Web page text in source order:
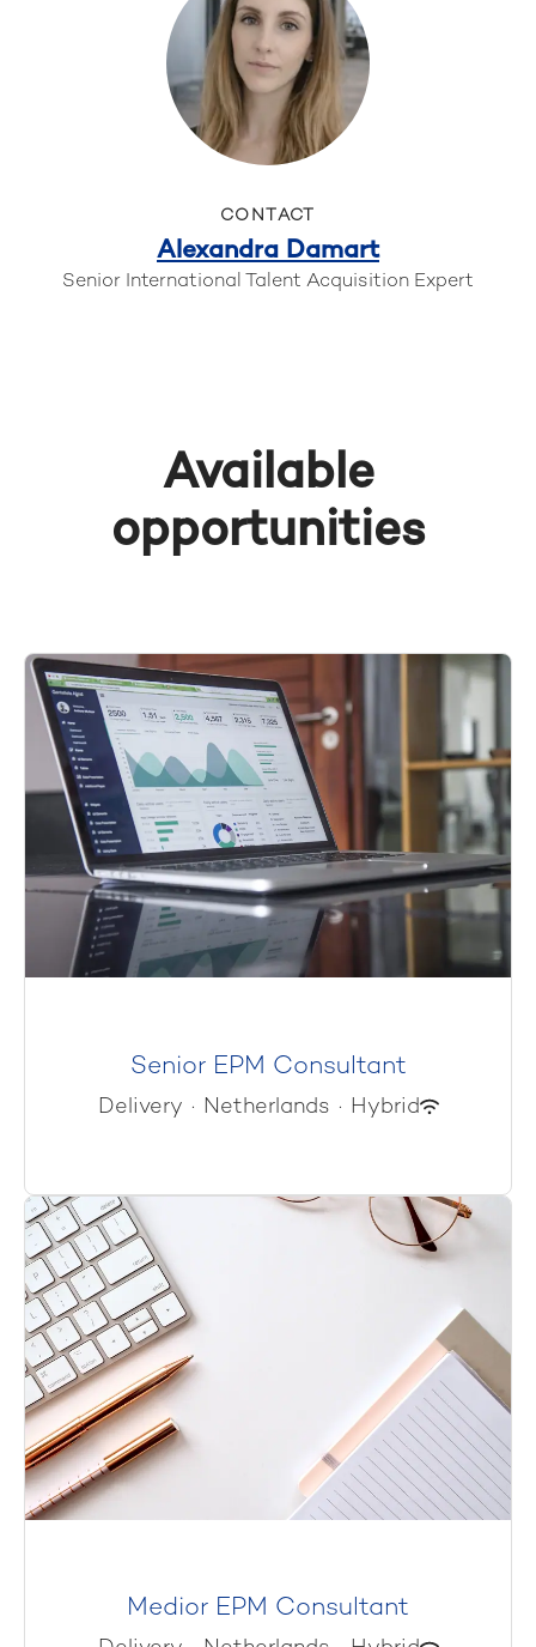
CONTACT
Alexandra Damart
Senior International Talent Acquisition Expert
Available
opportunities
Senior EPM Consultant
Delivery · Netherlands · Hybrid
Medior EPM Consultant